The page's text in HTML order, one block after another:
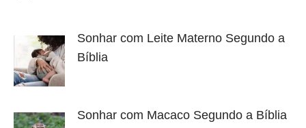
Sonhar com Leite Materno Segundo a
Bíblia
Sonhar com Macaco Segundo a Bíblia